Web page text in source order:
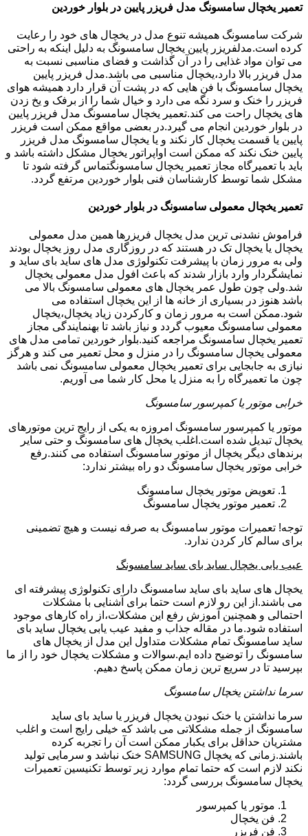
تعمیر یخچال سامسونگ مدل فریزر پایین در بلوار خوردین
شرکت سامسونگ همیشه تنوع مدل در یخچال های خود را رعایت
کرده است.مدلفریزر پایین یخچال سامسونگ به دلیل اینکه به راحتی
می توان مواد غذایی را در آن گذاشت و فضای مناسبی نسبت به
مدل فریزر بالا دارد،یخچال مناسبی می باشد.مدل فریزر پایین
یخچال سامسونگ با فن هایی که در پشت آن قرار دارد همیشه هوای
فریزر را خنک و سرد نگه می دارد و خیال شما را از برفک و یخ زدن
های یخچال راحت می کند.تعمیر یخچال سامسونگ مدل فریزر پایین
در بلوار خوردین انجام می گیرد.در بعضی مواقع ممکن است فریزر
پایین یا قسمت یخچال کار نکند و یا یخچال سامسونگ مدل فریزر
پایین خنک نکند که ممکن است اواپراتور یخچال مشکل داشته باشد و
باید با تعمیرگاه مجاز تعمیر یخچال سامسونگتماس گرفته شود تا
مشکل شما توسط کارشناسان فنی بلوار خوردین مرتفع گردد.
تعمیر یخچال معمولی سامسونگ در بلوار خوردین
فراموش نشدنی ترین مدل یخچال فریزرها همین مدل معمولی
یخچال یا یخچال تک در هستند که در روزگاری مدل روز یخچال بودند
ولی به مرور زمان با پیشرفت تکنولوژی مدل های ساید بای ساید و
نمایشگردار وارد بازار شدند که باعث افول مدل معمولی یخچال
شد.ولی چون طول عمر یخچال های معمولی سامسونگ بالا می
باشد هنوز در بسیاری از خانه ها از این یخچال استفاده می
شود.ممکن است به مرور زمان و کارکردن زیاد یخچال،یخچال
معمولی سامسونگ معیوب گردد و نیاز باشد تا بهنمایندگی مجاز
تعمیر یخچال سامسونگ مراجعه کنید.بلوار خوردین تمامی مدل های
معمولی یخچال سامسونگ را در منزل و محل تعمیر می کند و هرگز
نیازی به جابجایی برای تعمیر یخچال معمولی سامسونگ نمی باشد
چون ما تعمیرگاه را به منزل یا محل کار شما می آوریم.
خرابی موتور یا کمپرسور سامسونگ
موتور یا کمپرسور سامسونگ امروزه به یکی از رایج ترین موتورهای
یخچال تبدیل شده است.اغلب یخچال های سامسونگ و حتی سایر
برندهای دیگر یخچال از موتور سامسونگ استفاده می کنند.رفع
خرابی موتور یخچال سامسونگ دو راه بیشتر ندارد:
تعویض موتور یخچال سامسونگ
تعمیر موتور یخچال سامسونگ
توجه! تعمیرات موتور سامسونگ به صرفه نیست و هیچ تضمینی
برای سالم کار کردن ندارد.
عیب یابی یخچال ساید بای ساید سامسونگ
یخچال های ساید بای ساید سامسونگ دارای تکنولوژی پیشرفته ای
می باشند.از این رو لازم است حتما برای آشنایی با مشکلات
احتمالی و همچنین آموزش رفع این مشکلات،از راه کارهای موجود
استفاده شود.ما در مقاله جذاب و مفید عیب یابی یخچال ساید بای
ساید سامسونگ تمام مشکلات متداول این مدل از یخچال های
سامسونگ را توضیح داده ایم.سوالات و مشکلات یخچال خود را از ما
بپرسید تا در سریع ترین زمان ممکن پاسخ دهیم.
سرما نداشتن یخچال سامسونگ
سرما نداشتن یا خنک نبودن یخچال فریزر یا ساید بای ساید
سامسونگ از جمله مشکلاتی می باشد که خیلی رایج است و اغلب
مشتریان حداقل برای یکبار ممکن است آن را تجربه کرده
باشند.زمانی که یخچال SAMSUNG خنک نباشد و سرمایی تولید
نکند لازم است که حتما تمام موارد زیر توسط تکنیسین تعمیرات
یخچال سامسونگ بررسی گردد:
موتور یا کمپرسور
فن یخچال
فن فریزر